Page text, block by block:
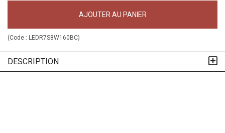
AJOUTER AU PANIER
(Code : LEDR7S8W160BC)
DESCRIPTION